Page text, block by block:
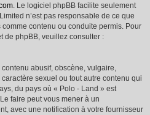
. Le logiciel phpBB facilite seulement
n’est pas responsable de ce que
contenu ou conduite permis. Pour
de phpBB, veuillez consulter :
abusif, obscène, vulgaire,
sexuel ou tout autre contenu qui
du pays où « Polo - Land » est
faire peut vous mener à un
avec une notification à votre fournisseur